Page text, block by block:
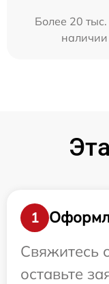
Более 20
1
Свяжитесь
оставьте